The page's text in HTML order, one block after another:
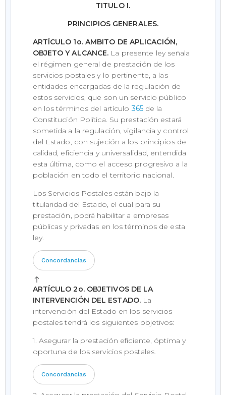
TITULO I.
PRINCIPIOS GENERALES.
ARTÍCULO 1o. AMBITO DE APLICACIÓN,
OBJETO Y ALCANCE. La presente ley señala
el régimen general de prestación de los
servicios postales y lo pertinente, a las
entidades encargadas de la regulación de
estos servicios, que son un servicio público
en los términos del artículo365de la
Constitución Política. Su prestación estará
sometida a la regulación, vigilancia y control
del Estado, con sujeción a los principios de
calidad, eficiencia y universalidad, entendida
esta última, como el acceso progresivo a la
población en todo el territorio nacional.
Los Servicios Postales están bajo la
titularidad del Estado, el cual para su
prestación, podrá habilitar a empresas
públicas y privadas en los términos de esta
ley.
Concordancias
ARTÍCULO 2o. OBJETIVOS DE LA
INTERVENCIÓN DEL ESTADO. La
intervención del Estado en los servicios
postales tendrá los siguientes objetivos:
1. Asegurar la prestación eficiente, óptima y
oportuna de los servicios postales.
Concordancias